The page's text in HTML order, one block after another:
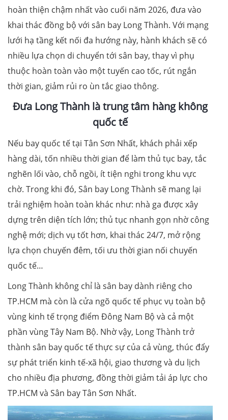
hoàn thiện chậm nhất vào cuối năm 2026, đưa vào
khai thác đồng bộ với sân bay Long Thành. Với mạng
lưới hạ tầng kết nối đa hướng này, hành khách sẽ có
nhiều lựa chọn di chuyển tới sân bay, thay vì phụ
thuộc hoàn toàn vào một tuyến cao tốc, rút ngắn
thời gian, giảm rủi ro ùn tắc giao thông.
Đưa Long Thành là trung tâm hàng không
quốc tế
Nếu bay quốc tế tại Tân Sơn Nhất, khách phải xếp
hàng dài, tốn nhiều thời gian để làm thủ tục bay, tắc
nghẽn lối vào, chỗ ngồi, ít tiện nghi trong khu vực
chờ. Trong khi đó, Sân bay Long Thành sẽ mang lại
trải nghiệm hoàn toàn khác như: nhà ga được xây
dựng trên diện tích lớn; thủ tục nhanh gọn nhờ công
nghệ mới; dịch vụ tốt hơn, khai thác 24/7, mở rộng
lựa chọn chuyến đêm, tối ưu thời gian nối chuyến
quốc tế…
Long Thành không chỉ là sân bay dành riêng cho
TP.HCM mà còn là cửa ngõ quốc tế phục vụ toàn bộ
vùng kinh tế trọng điểm Đông Nam Bộ và cả một
phần vùng Tây Nam Bộ. Nhờ vậy, Long Thành trở
thành sân bay quốc tế thực sự của cả vùng, thúc đẩy
sự phát triển kinh tế-xã hội, giao thương và du lịch
cho nhiều địa phương, đồng thời giảm tải áp lực cho
TP.HCM và Sân bay Tân Sơn Nhất.